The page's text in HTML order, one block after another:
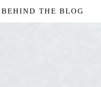
BEHIND THE BLOG